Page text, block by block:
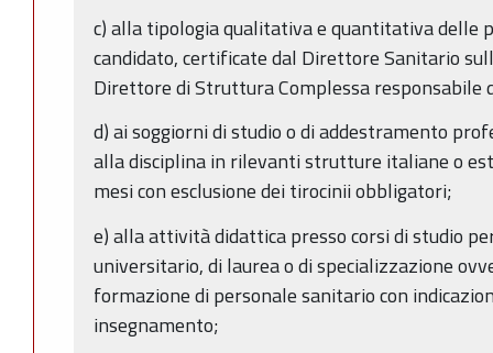
c) alla tipologia qualitativa e quantitativa
candidato, certificate dal Direttore Sanitario
Direttore di Struttura Complessa responsabile
d) ai soggiorni di studio o di addestramento
alla disciplina in rilevanti strutture italiane o
mesi con esclusione dei tirocinii obbligatori;
e) alla attività didattica presso corsi di studio
universitario, di laurea o di specializzazione
formazione di personale sanitario con
insegnamento;